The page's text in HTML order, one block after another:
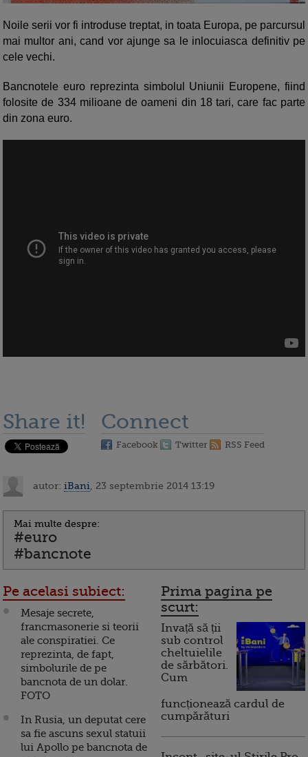
Noile serii vor fi introduse treptat, in toata Europa, pe parcursul
mai multor ani, cand vor ajunge sa le inlocuiasca definitiv pe
cele vechi.
Bancnotele euro reprezinta simbolul Uniunii Europene, fiind
folosite de 334 milioane de oameni din 18 tari, care fac parte
din zona euro.
Share it! Connect
Facebook Twitter RSS Feed
autor: iBani , 23 septembrie 2014 13:19
Mai multe despre:
#euro
#bancnote
Pe acelasi subiect:
Mesaje secrete,
francmasonerie si teorii
ale conspiratiei. Ce
reprezinta, de fapt,
simbolurile de pe
bancnota de un dolar.
FOTO
In Rusia, un deputat cere
sa fie ascuns sexul statuii
lui Apollo pe bancnota de
Prima pagina pe
scurt:
Invață să ții
sub control
cheltuielile
de sărbători.
Cum
funcționează cardul de
cumpărături